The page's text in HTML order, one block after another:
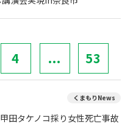
4 ... 53
くまもりNews
田タケノコ採り女性死亡事故